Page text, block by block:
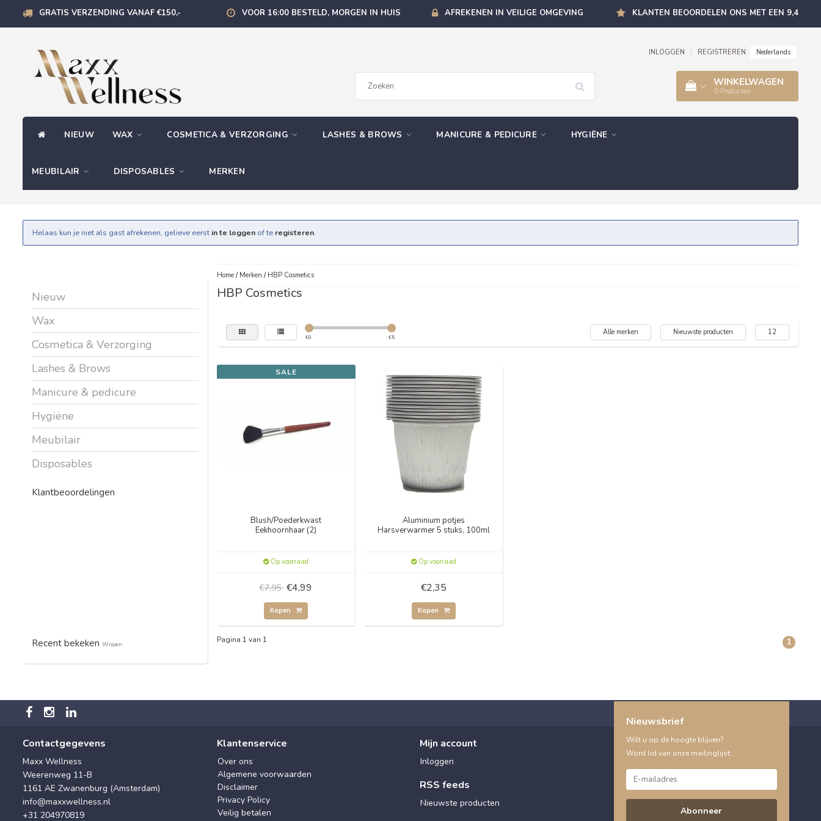
GRATIS VERZENDING VANAF €150,- VOOR 16:00 BESTELD, MORGEN IN HUIS AFREKENEN IN VEILIGE OMGEVING KLANTEN BEOORDELEN ONS MET EEN 9,4
INLOGGEN REGISTREREN Nederlands
WINKELWAGEN
0 Producten
NIEUW WAX COSMETICA & VERZORGING LASHES & BROWS MANICURE & PEDICURE HYGIËNE
MEUBILAIR DISPOSABLES MERKEN
Helaas kun je niet als gast afrekenen, gelieve eerst in te loggen of te registeren.
Nieuw
Wax
Cosmetica & Verzorging
Lashes & Brows
Manicure & pedicure
Hygiëne
Meubilair
Disposables
Klantbeoordelingen
Recent bekeken Wissen
Home/ Merken / HBP Cosmetics
HBP Cosmetics
€0 €5
Alle merken Nieuwste producten 12
SALE
Blush/Poederkwast
Eekhoornhaar (2)
Op voorraad
€7,95 €4,99
Kopen
Aluminium potjes
Harsverwarmer 5 stuks, 100ml
Op voorraad
€2,35
Kopen
Pagina 1 van 1 1
Contactgegevens
Maxx Wellness
Weerenweg 11-B
1161 AE Zwanenburg (Amsterdam)
info@maxxwellness.nl
+31 204970819
Klantenservice
Over ons
Algemene voorwaarden
Disclaimer
Privacy Policy
Veilig betalen
Mijn account
Inloggen
RSS feeds
Nieuwste producten
Nieuwsbrief
Wilt u op de hoogte blijven?
Word lid van onze mailinglijst:
Abonneer